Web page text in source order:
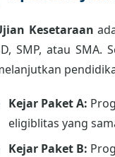
Kesetaraan
SMP, atau
Kejar Paket A:
eligiblitas yang
Kejar Paket B: